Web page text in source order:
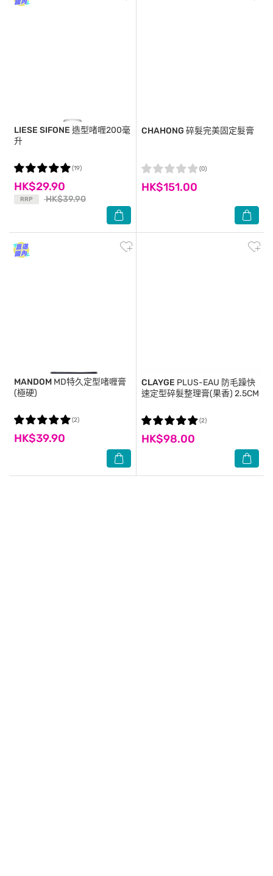
LIESE SIFONE 造型啫喱200毫
升
HK$29.90
RRP HK$39.90
(19)
CHAHONG 碎髮完美固定髮膏
HK$151.00
(0)
MANDOM MD特久定型啫喱膏
(極硬)
HK$39.90
(2)
CLAYGE PLUS-EAU 防毛躁快
速定型碎髮整理膏(果香) 2.5CM
HK$98.00
(2)